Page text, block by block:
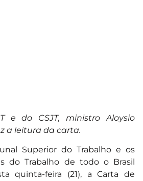
e do CSJT, ministro Aloysio
a leitura da carta.
Superior do Trabalho e os
do Trabalho de todo o Brasil
quinta-feira (21), a Carta de